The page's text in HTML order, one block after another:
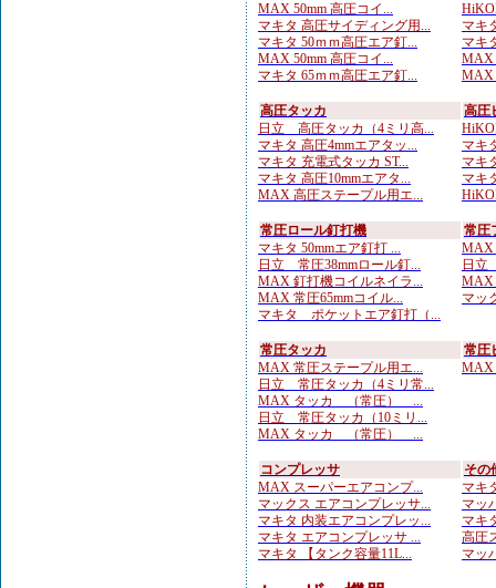
MAX 50mm 高圧コイ...
マキタ 高圧サイディング用...
マキタ 50ｍｍ高圧エア釘...
MAX 50mm 高圧コイ...
マキタ 65ｍｍ高圧エア釘...
マキ
マキ
MAX
MAX
高圧タッカ
日立 高圧タッカ（4ミリ高...
マキタ 高圧4mmエアタッ...
マキタ 充電式タッカ ST...
マキタ 高圧10mmエアタ...
MAX 高圧ステープル用エ...
高圧
マキ
マキ
マキ
常圧ロール釘打機
マキタ 50mmエア釘打 ...
日立 常圧38mmロール釘...
MAX 釘打機コイルネイラ...
MAX 常圧65mmコイル...
マキタ ポケットエア釘打（...
常圧
MAX
日立
MAX
マッ
常圧タッカ
MAX 常圧ステープル用エ...
日立 常圧タッカ（4ミリ常...
MAX タッカ （常圧） ...
日立 常圧タッカ（10ミリ...
MAX タッカ （常圧） ...
常圧
MAX
コンプレッサ
MAX スーパーエアコンプ...
マックス エアコンプレッサ...
マキタ 内装エアコンプレッ...
マキタ エアコンプレッサ ...
マキタ 【タンク容量11L...
その
マキ
マッ
マキ
高圧
マッ